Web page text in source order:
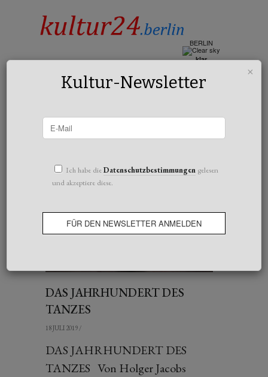
BERLIN
klar
DAS JAHRHUNDERT DES
TANZES
18 JULI 2019 /
DAS JAHRHUNDERT DES
TANZES Von Holger Jacobs
Kultur-Newsletter
Ich habe dieDatenschutzbestimmungengelesen
und akzeptiere diese.
×